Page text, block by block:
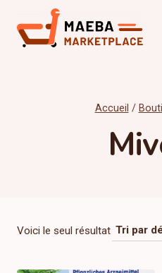
contenu
Accueil /
Voici le seul résultat